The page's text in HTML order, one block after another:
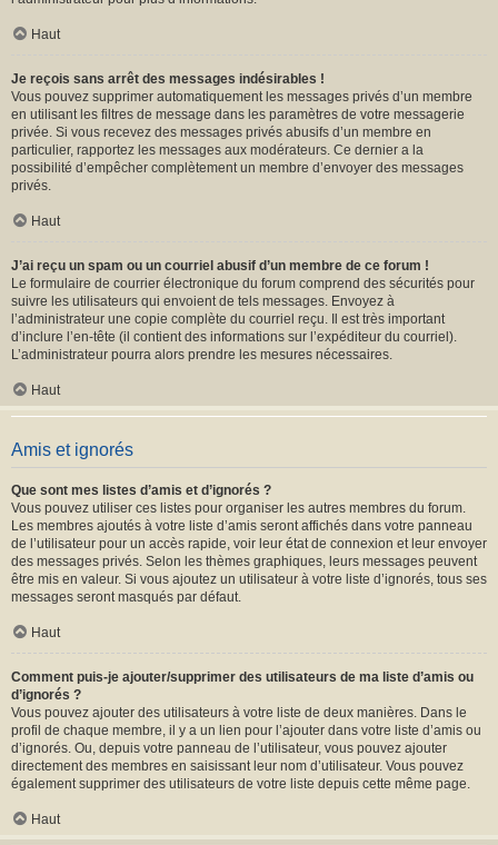
Haut
Je reçois sans arrêt des messages indésirables !
Vous pouvez supprimer automatiquement les messages privés d’un membre
en utilisant les filtres de message dans les paramètres de votre messagerie
privée. Si vous recevez des messages privés abusifs d’un membre en
particulier, rapportez les messages aux modérateurs. Ce dernier a la
possibilité d’empêcher complètement un membre d’envoyer des messages
privés.
Haut
J’ai reçu un spam ou un courriel abusif d’un membre de ce forum !
Le formulaire de courrier électronique du forum comprend des sécurités pour
suivre les utilisateurs qui envoient de tels messages. Envoyez à
l’administrateur une copie complète du courriel reçu. Il est très important
d’inclure l’en-tête (il contient des informations sur l’expéditeur du courriel).
L’administrateur pourra alors prendre les mesures nécessaires.
Haut
Amis et ignorés
Que sont mes listes d’amis et d’ignorés ?
Vous pouvez utiliser ces listes pour organiser les autres membres du forum.
Les membres ajoutés à votre liste d’amis seront affichés dans votre panneau
de l’utilisateur pour un accès rapide, voir leur état de connexion et leur envoyer
des messages privés. Selon les thèmes graphiques, leurs messages peuvent
être mis en valeur. Si vous ajoutez un utilisateur à votre liste d’ignorés, tous ses
messages seront masqués par défaut.
Haut
Comment puis-je ajouter/supprimer des utilisateurs de ma liste d’amis ou
d’ignorés ?
Vous pouvez ajouter des utilisateurs à votre liste de deux manières. Dans le
profil de chaque membre, il y a un lien pour l’ajouter dans votre liste d’amis ou
d’ignorés. Ou, depuis votre panneau de l’utilisateur, vous pouvez ajouter
directement des membres en saisissant leur nom d’utilisateur. Vous pouvez
également supprimer des utilisateurs de votre liste depuis cette même page.
Haut